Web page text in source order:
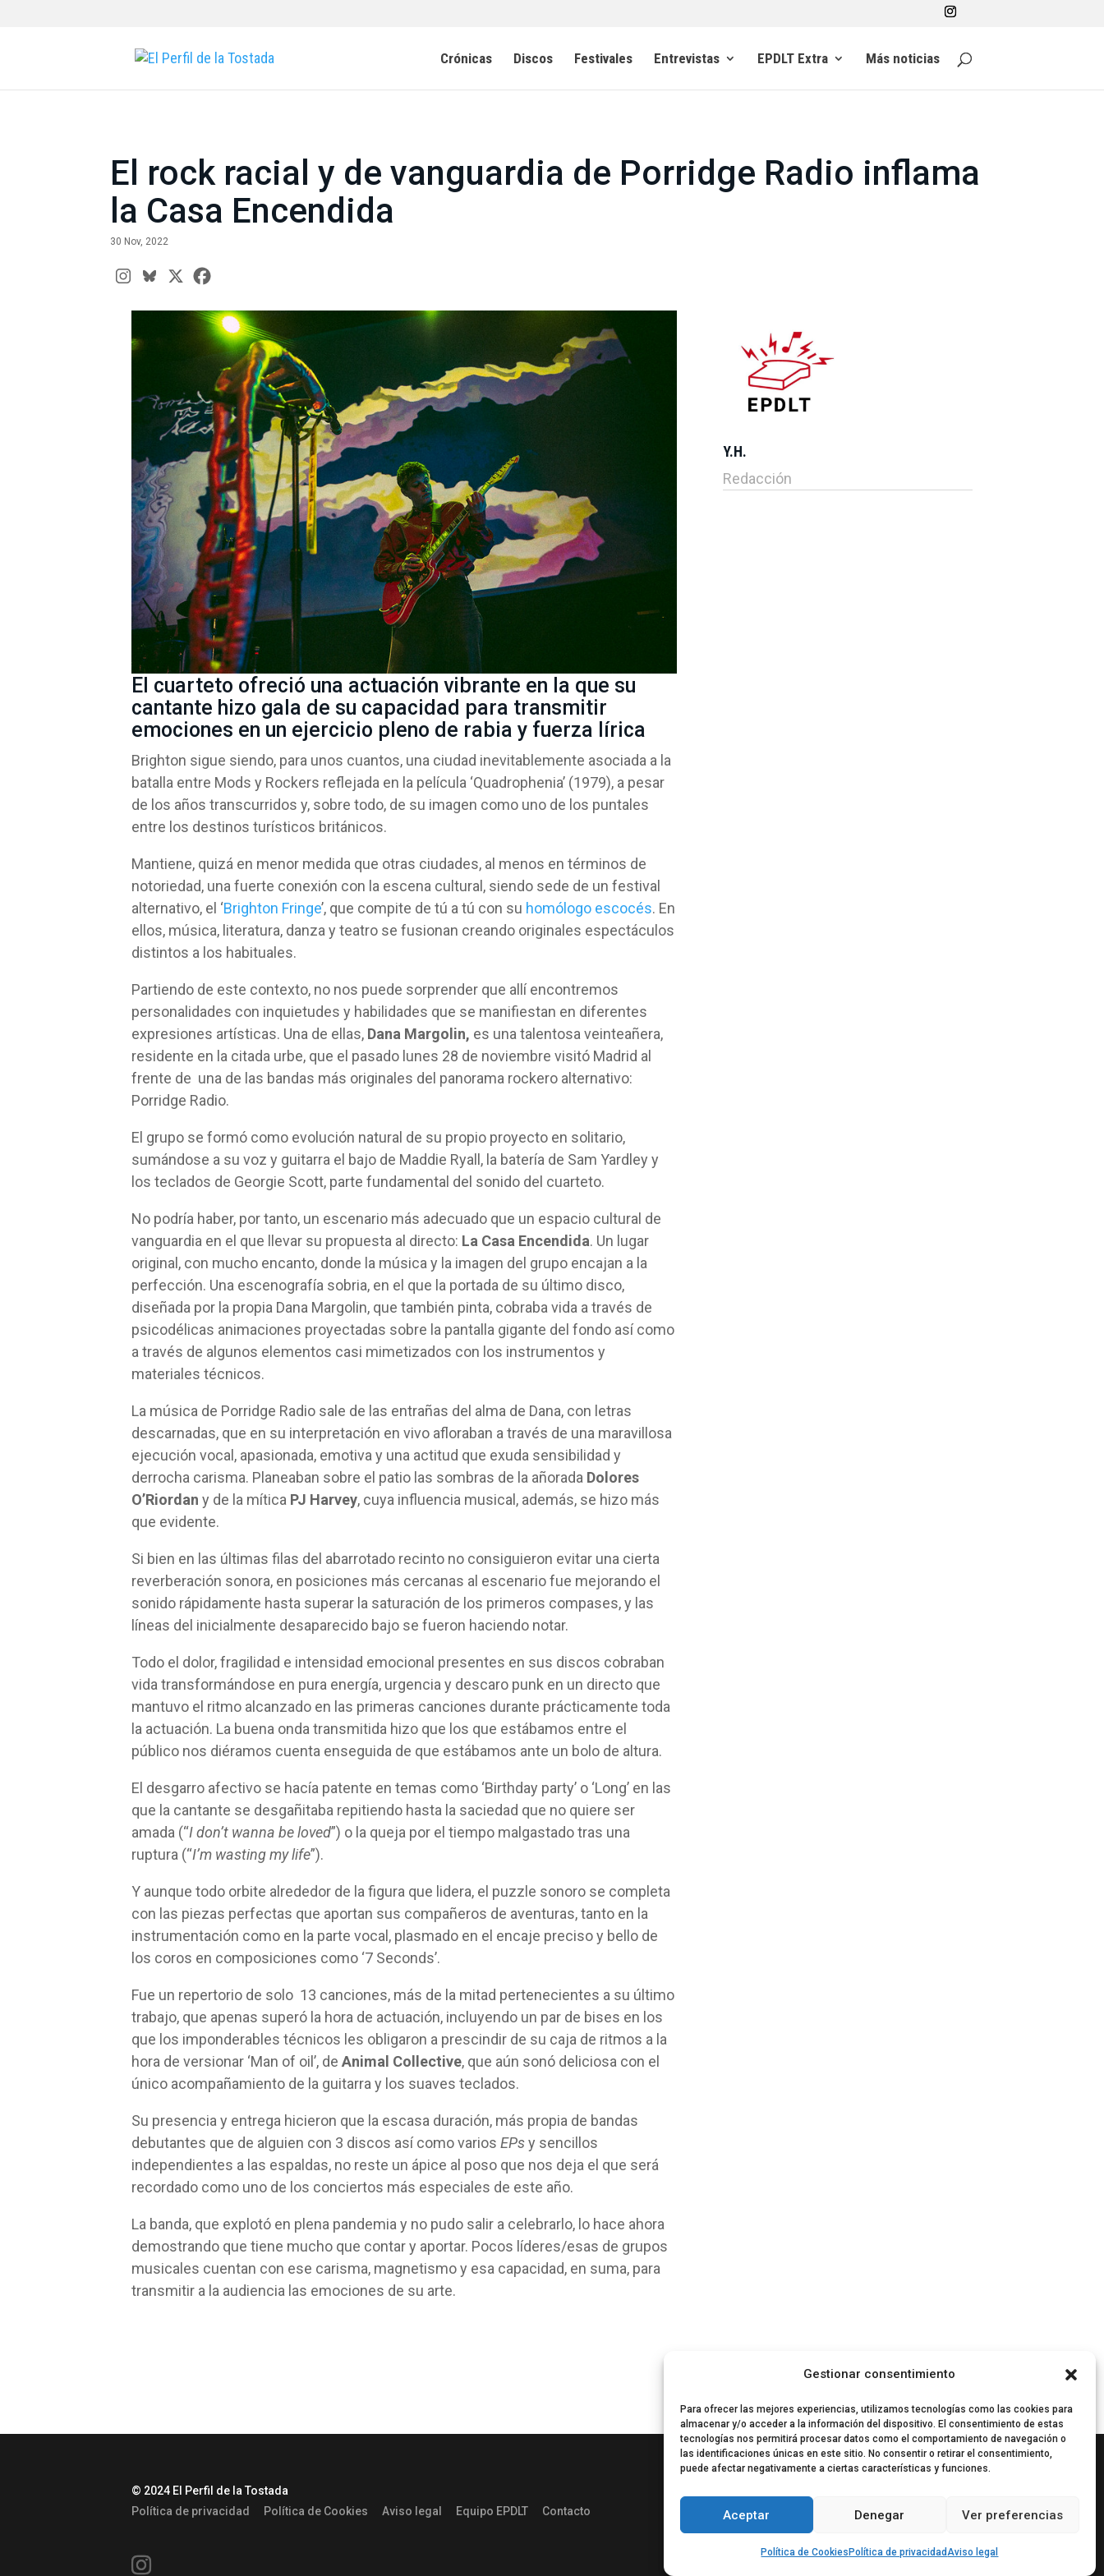
Gestionar consentimiento
Para ofrecer las mejores experiencias, utilizamos tecnologías como las cookies para
almacenar y/o acceder a la información del dispositivo. El consentimiento de estas
tecnologías nos permitirá procesar datos como el comportamiento de navegación o
las identificaciones únicas en este sitio. No consentir o retirar el consentimiento,
puede afectar negativamente a ciertas características y funciones.
Aceptar Denegar Ver preferencias
Política de Cookies Política de privacidadAviso legal
Crónicas Discos Festivales Entrevistas EPDLT Extra Más noticias
El rock racial y de vanguardia de Porridge Radio inflama
la Casa Encendida
30 Nov, 2022
El cuarteto ofreció una actuación vibrante en la que su
cantante hizo gala de su capacidad para transmitir
emociones en un ejercicio pleno de rabia y fuerza lírica
Brighton sigue siendo, para unos cuantos, una ciudad inevitablemente asociada a la
batalla entre Mods y Rockers reflejada en la película ‘Quadrophenia’ (1979), a pesar
de los años transcurridos y, sobre todo, de su imagen como uno de los puntales
entre los destinos turísticos británicos.
Mantiene, quizá en menor medida que otras ciudades, al menos en términos de
notoriedad, una fuerte conexión con la escena cultural, siendo sede de un festival
alternativo, el ‘Brighton Fringe’, que compite de tú a tú con su homólogo escocés. En
ellos, música, literatura, danza y teatro se fusionan creando originales espectáculos
distintos a los habituales.
Partiendo de este contexto, no nos puede sorprender que allí encontremos
personalidades con inquietudes y habilidades que se manifiestan en diferentes
expresiones artísticas. Una de ellas, Dana Margolin, es una talentosa veinteañera,
residente en la citada urbe, que el pasado lunes 28 de noviembre visitó Madrid al
frente de una de las bandas más originales del panorama rockero alternativo:
Porridge Radio.
El grupo se formó como evolución natural de su propio proyecto en solitario,
sumándose a su voz y guitarra el bajo de Maddie Ryall, la batería de Sam Yardley y
los teclados de Georgie Scott, parte fundamental del sonido del cuarteto.
No podría haber, por tanto, un escenario más adecuado que un espacio cultural de
vanguardia en el que llevar su propuesta al directo: La Casa Encendida. Un lugar
original, con mucho encanto, donde la música y la imagen del grupo encajan a la
perfección. Una escenografía sobria, en el que la portada de su último disco,
diseñada por la propia Dana Margolin, que también pinta, cobraba vida a través de
psicodélicas animaciones proyectadas sobre la pantalla gigante del fondo así como
a través de algunos elementos casi mimetizados con los instrumentos y
materiales técnicos.
La música de Porridge Radio sale de las entrañas del alma de Dana, con letras
descarnadas, que en su interpretación en vivo afloraban a través de una maravillosa
ejecución vocal, apasionada, emotiva y una actitud que exuda sensibilidad y
derrocha carisma. Planeaban sobre el patio las sombras de la añorada Dolores
O’Riordan y de la mítica PJ Harvey, cuya influencia musical, además, se hizo más
que evidente.
Si bien en las últimas filas del abarrotado recinto no consiguieron evitar una cierta
reverberación sonora, en posiciones más cercanas al escenario fue mejorando el
sonido rápidamente hasta superar la saturación de los primeros compases, y las
líneas del inicialmente desaparecido bajo se fueron haciendo notar.
Todo el dolor, fragilidad e intensidad emocional presentes en sus discos cobraban
vida transformándose en pura energía, urgencia y descaro punk en un directo que
mantuvo el ritmo alcanzado en las primeras canciones durante prácticamente toda
la actuación. La buena onda transmitida hizo que los que estábamos entre el
público nos diéramos cuenta enseguida de que estábamos ante un bolo de altura.
El desgarro afectivo se hacía patente en temas como ‘Birthday party’ o ‘Long’ en las
que la cantante se desgañitaba repitiendo hasta la saciedad que no quiere ser
amada (“I don’t wanna be loved”) o la queja por el tiempo malgastado tras una
ruptura (“I’m wasting my life”).
Y aunque todo orbite alrededor de la figura que lidera, el puzzle sonoro se completa
con las piezas perfectas que aportan sus compañeros de aventuras, tanto en la
instrumentación como en la parte vocal, plasmado en el encaje preciso y bello de
los coros en composiciones como ‘7 Seconds’.
Fue un repertorio de solo 13 canciones, más de la mitad pertenecientes a su último
trabajo, que apenas superó la hora de actuación, incluyendo un par de bises en los
que los imponderables técnicos les obligaron a prescindir de su caja de ritmos a la
hora de versionar ‘Man of oil’, de Animal Collective, que aún sonó deliciosa con el
único acompañamiento de la guitarra y los suaves teclados.
Su presencia y entrega hicieron que la escasa duración, más propia de bandas
debutantes que de alguien con 3 discos así como varios EPsy sencillos
independientes a las espaldas, no reste un ápice al poso que nos deja el que será
recordado como uno de los conciertos más especiales de este año.
La banda, que explotó en plena pandemia y no pudo salir a celebrarlo, lo hace ahora
demostrando que tiene mucho que contar y aportar. Pocos líderes/esas de grupos
musicales cuentan con ese carisma, magnetismo y esa capacidad, en suma, para
transmitir a la audiencia las emociones de su arte.
Y.H.
Redacción
© 2024 El Perfil de la Tostada
Política de privacidad
Política de Cookies Aviso legal Equipo EPDLT Contacto